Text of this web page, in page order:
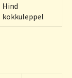
Hind
kokkuleppel